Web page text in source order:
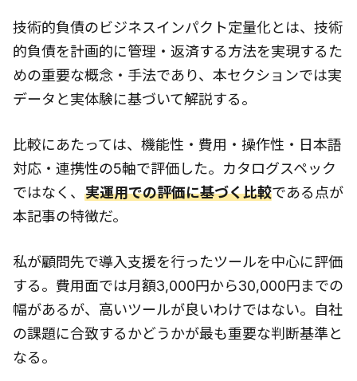
技術的負債のビジネスインパクト定量化とは、技術
的負債を計画的に管理・返済する方法を実現するた
めの重要な概念・手法であり、本セクションでは実
データと実体験に基づいて解説する。
比較にあたっては、機能性・費用・操作性・日本語
対応・連携性の5軸で評価した。カタログスペック
ではなく、 実運用での評価に基づく比較である点が
本記事の特徴だ。
私が顧問先で導入支援を行ったツールを中心に評価
する。費用面では月額3,000円から30,000円までの
幅があるが、高いツールが良いわけではない。自社
の課題に合致するかどうかが最も重要な判断基準と
なる。